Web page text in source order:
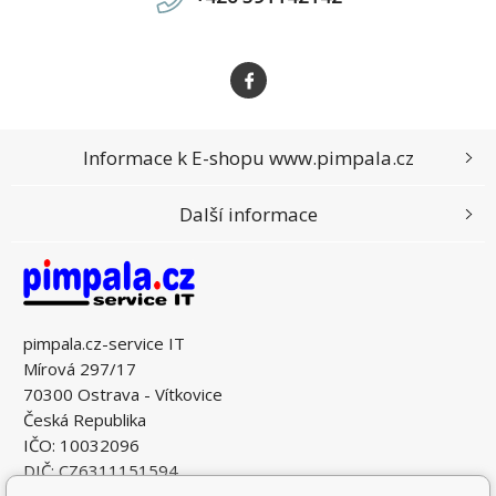
pimpala.cz-service IT
Mírová 297/17
70300 Ostrava - Vítkovice
Česká Republika
IČO: 10032096
DIČ: CZ6311151594
Informace k E-shopu www.pimpala.cz
Další informace